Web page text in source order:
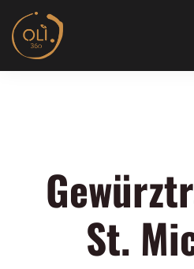
content
St.